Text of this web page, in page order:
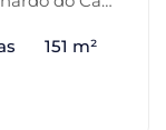
151 m²